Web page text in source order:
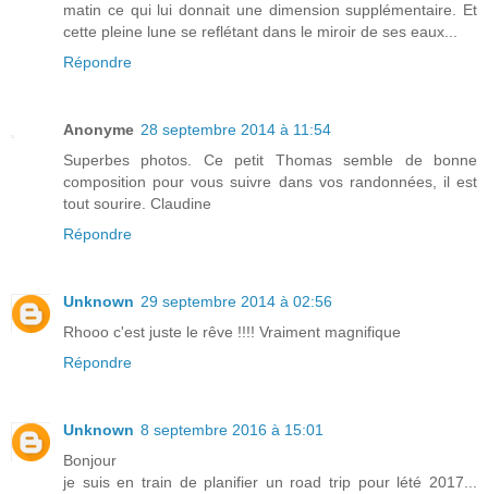
matin ce qui lui donnait une dimension supplémentaire. Et
cette pleine lune se reflétant dans le miroir de ses eaux...
Répondre
Anonyme 28 septembre 2014 à 11:54
Superbes photos. Ce petit Thomas semble de bonne
composition pour vous suivre dans vos randonnées, il est
tout sourire. Claudine
Répondre
Unknown 29 septembre 2014 à 02:56
Rhooo c'est juste le rêve !!!! Vraiment magnifique
Répondre
Unknown 8 septembre 2016 à 15:01
Bonjour
je suis en train de planifier un road trip pour lété 2017...